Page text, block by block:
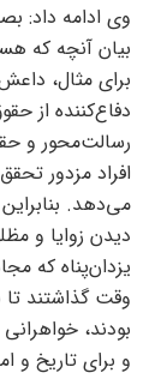
وی ادامه داد:
بیان آنچه که
برای مثال،
دفاع‌کننده از
رسالت‌محور و
افراد مزدور
می‌دهد.
دیدن زوایا و
یزدان‌پناه که
وقت گذاشتند تا
بودند،
و برای تاریخ و